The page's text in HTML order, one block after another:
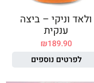
ולאד וניקי – ביצה
ענקית
₪189.90
לפרטים נוספים